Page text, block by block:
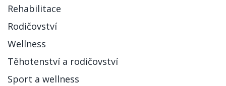
Rehabilitace
Rodičovství
Wellness
Těhotenství a rodičovství
Sport a wellness